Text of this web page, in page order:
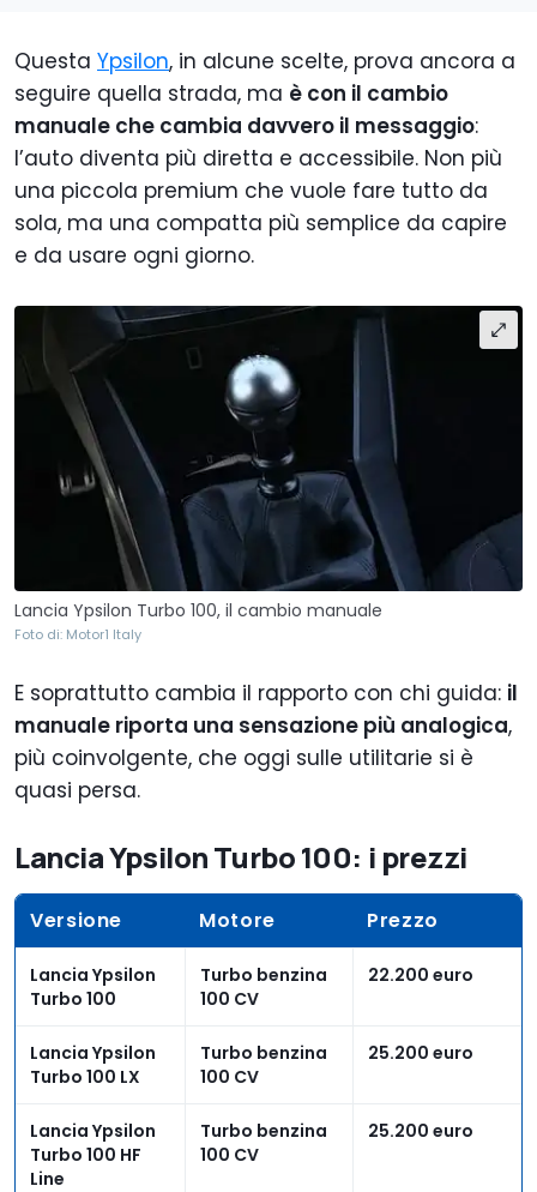
Questa Ypsilon, in alcune scelte, prova ancora a
seguire quella strada, ma è con il cambio
manuale che cambia davvero il messaggio:
l’auto diventa più diretta e accessibile. Non più
una piccola premium che vuole fare tutto da
sola, ma una compatta più semplice da capire
e da usare ogni giorno.
Lancia Ypsilon Turbo 100, il cambio manuale
Foto di: Motor1 Italy
E soprattutto cambia il rapporto con chi guida: il
manuale riporta una sensazione più analogica,
più coinvolgente, che oggi sulle utilitarie si è
quasi persa.
Lancia Ypsilon Turbo 100: i prezzi
Versione Motore Prezzo
Lancia Ypsilon
Turbo 100
Turbo benzina
100 CV
22.200 euro
Lancia Ypsilon
Turbo 100 LX
Turbo benzina
100 CV
25.200 euro
Lancia Ypsilon
Turbo 100 HF
Line
Turbo benzina
100 CV
25.200 euro